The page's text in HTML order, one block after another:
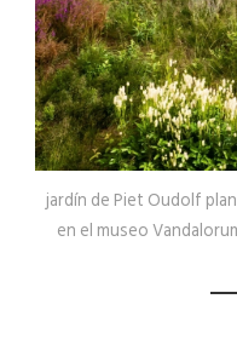
jardín de Piet Oudolf
en el museo